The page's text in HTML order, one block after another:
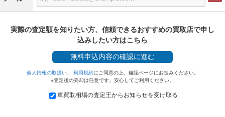
実際の査定額を知りたい方、信頼できるおすすめの買取店で申し
込みしたい方はこちら
無料申込内容の確認に進む
個人情報の取扱い、 利用規約にご同意の上、確認ページにお進みください。
※査定後の売却は任意です。安心してご利用ください。
車買取相場の査定王からお知らせを受け取る